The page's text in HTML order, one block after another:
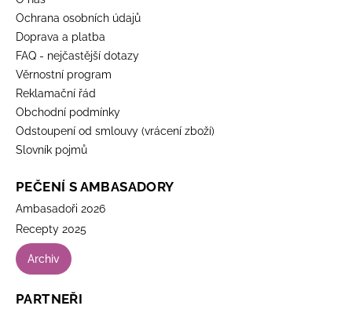
Ochrana osobních údajů
Doprava a platba
FAQ - nejčastější dotazy
Věrnostní program
Reklamační řád
Obchodní podmínky
Odstoupení od smlouvy (vrácení zboží)
Slovník pojmů
PEČENÍ S AMBASADORY
Ambasadoři 2026
Recepty 2025
Archiv
PARTNEŘI